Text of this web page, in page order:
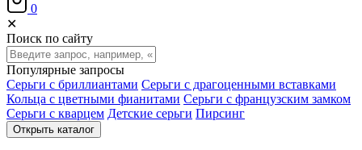
0
✕
Поиск по сайту
Популярные запросы
Серьги с бриллиантами Серьги с драгоценными вставками
Кольца с цветными фианитами Серьги с французским замком
Серьги с кварцем Детские серьги Пирсинг
Открыть каталог